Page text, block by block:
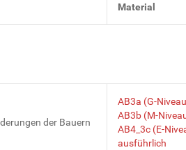
Material
der Bauern
AB3a (G-
AB3b (M-
AB4_3c (E-
ausführlich